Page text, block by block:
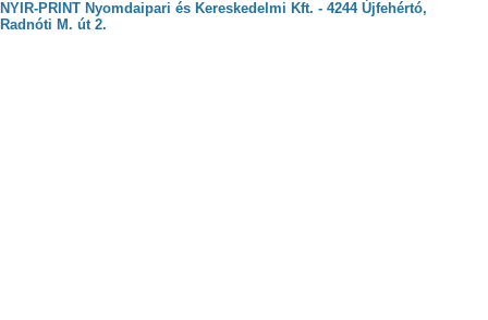
NYIR-PRINT Nyomdaipari és Kereskedelmi Kft. - 4244 Újfehértó,
Radnóti M. út 2.